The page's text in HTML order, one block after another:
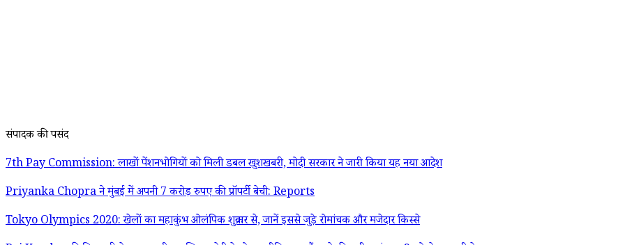
संपादक की पसंद
7th Pay Commission: लाखों पेंशनभोगियों को मिली डबल खुशखबरी, मोदी सरकार ने जारी किया यह नया आदेश
Priyanka Chopra ने मुंबई में अपनी 7 करोड़ रुपए की प्रॉपर्टी बेची: Reports
Tokyo Olympics 2020: खेलों का महाकुंभ ओलंपिक शुक्रवार से, जानें इससे जुड़े रोमांचक और मजेदार किस्से